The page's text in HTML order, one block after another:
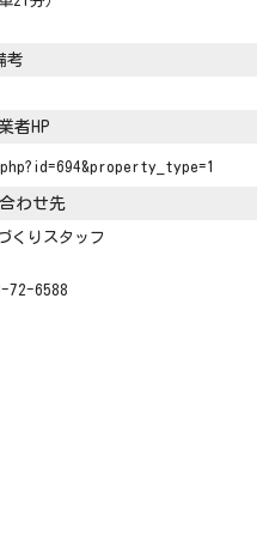
考
者HP
わせ先
くりスタッフ
72-6588